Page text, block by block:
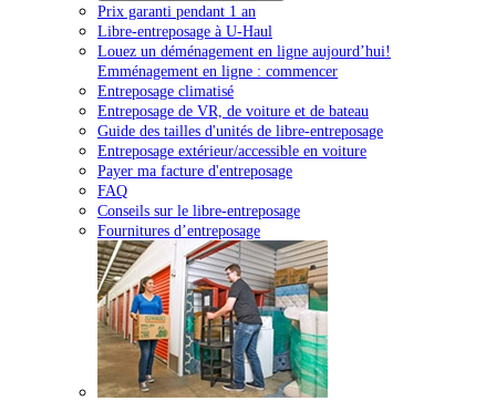
Prix garanti pendant 1 an
Libre-entreposage à U-Haul
Louez un déménagement en ligne aujourd’hui!
Emménagement en ligne : commencer
Entreposage climatisé
Entreposage de VR, de voiture et de bateau
Guide des tailles d'unités de libre-entreposage
Entreposage extérieur/accessible en voiture
Payer ma facture d'entreposage
FAQ
Conseils sur le libre-entreposage
Fournitures d’entreposage